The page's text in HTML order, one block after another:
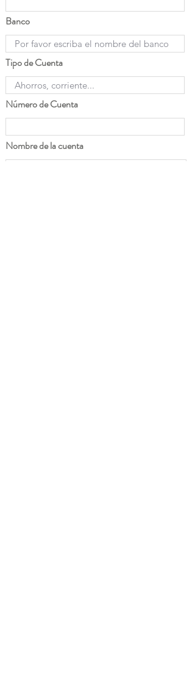
Banco
Tipo de Cuenta
Número de Cuenta
Nombre de la cuenta